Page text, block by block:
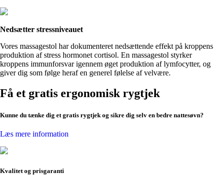
Nedsætter stressniveauet
Vores massagestol har dokumenteret nedsættende effekt på kroppens
produktion af stress hormonet cortisol. En massagestol styrker
kroppens immunforsvar igennem øget produktion af lymfocytter, og
giver dig som følge heraf en generel følelse af velvære.
Få et gratis ergonomisk rygtjek
Kunne du tænke dig et gratis rygtjek og sikre dig selv en bedre nattesøvn?
Læs mere information
Kvalitet og prisgaranti